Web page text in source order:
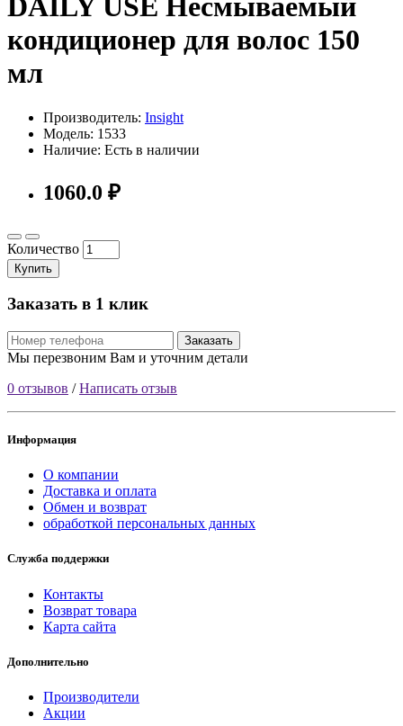
DAILY USE Несмываемый
кондиционер для волос 150
мл
Производитель: Insight
Модель: 1533
Наличие: Есть в наличии
1060.0 ₽
Количество
Купить
Заказать в 1 клик
Заказать
Мы перезвоним Вам и уточним детали
0 отзывов /Написать отзыв
Информация
О компании
Доставка и оплата
Обмен и возврат
обработкой персональных данных
Служба поддержки
Контакты
Возврат товара
Карта сайта
Дополнительно
Производители
Акции